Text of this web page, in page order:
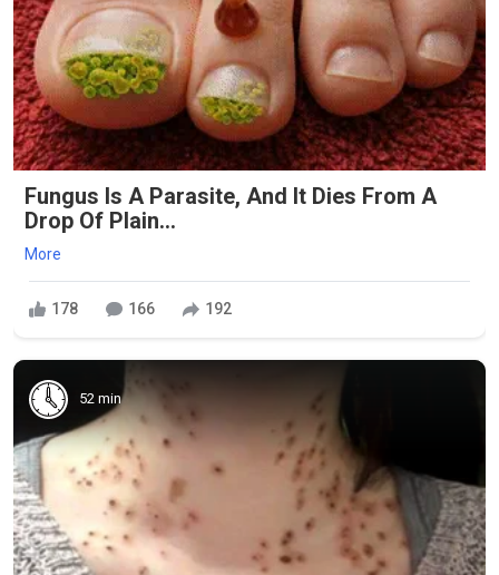
Fungus Is A Parasite, And It Dies From A
Drop Of Plain...
More
178 166 192
52 min